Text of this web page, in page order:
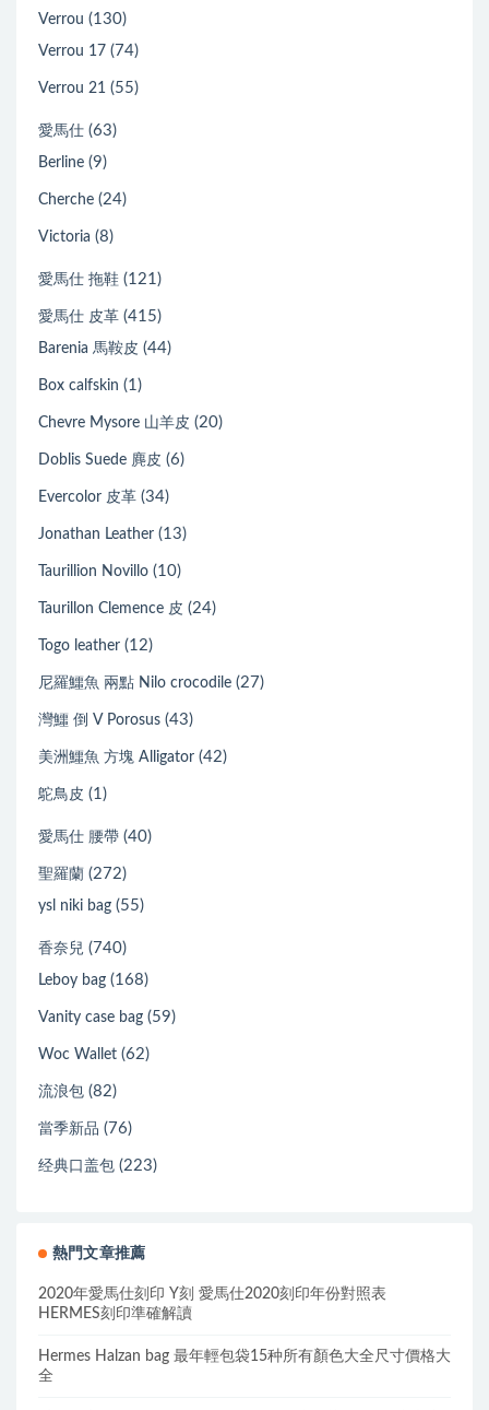
Verrou (130)
Verrou 17 (74)
Verrou 21 (55)
愛馬仕 (63)
Berline (9)
Cherche (24)
Victoria (8)
愛馬仕 拖鞋 (121)
愛馬仕 皮革 (415)
Barenia 馬鞍皮 (44)
Box calfskin (1)
Chevre Mysore 山羊皮 (20)
Doblis Suede 麂皮 (6)
Evercolor 皮革 (34)
Jonathan Leather (13)
Taurillion Novillo (10)
Taurillon Clemence 皮 (24)
Togo leather (12)
尼羅鱷魚 兩點 Nilo crocodile (27)
灣鱷 倒 V Porosus (43)
美洲鱷魚 方塊 Alligator (42)
鴕鳥皮 (1)
愛馬仕 腰帶 (40)
聖羅蘭 (272)
ysl niki bag (55)
香奈兒 (740)
Leboy bag (168)
Vanity case bag (59)
Woc Wallet (62)
流浪包 (82)
當季新品 (76)
经典口盖包 (223)
熱門文章推薦
2020年愛馬仕刻印 Y刻 愛馬仕2020刻印年份對照表
HERMES刻印準確解讀
Hermes Halzan bag 最年輕包袋15种所有顏色大全尺寸價格大
全